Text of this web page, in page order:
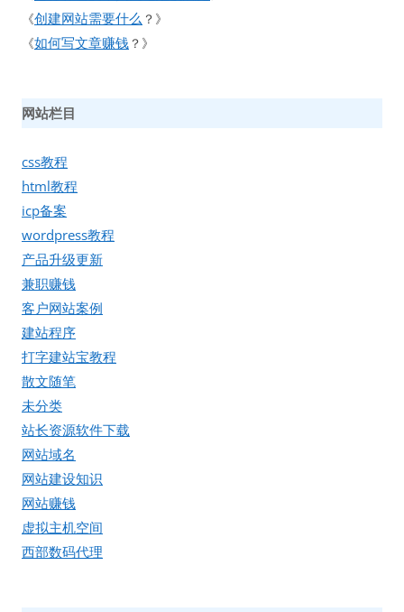
《创建网站需要什么 ？》
《如何写文章赚钱 ？》
网站栏目
css教程
html教程
icp备案
wordpress教程
产品升级更新
兼职赚钱
客户网站案例
建站程序
打字建站宝教程
散文随笔
未分类
站长资源软件下载
网站域名
网站建设知识
网站赚钱
虚拟主机空间
西部数码代理